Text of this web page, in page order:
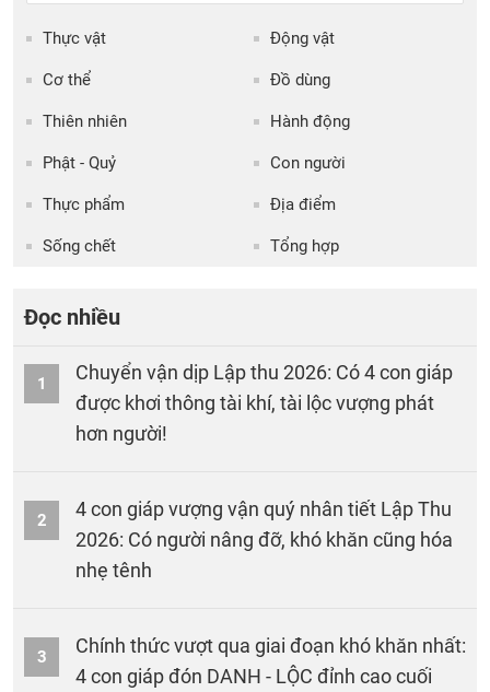
Thực vật Động vật
Cơ thể Đồ dùng
Thiên nhiên Hành động
Phật - Quỷ Con người
Thực phẩm Địa điểm
Sống chết Tổng hợp
Đọc nhiều
1
Chuyển vận dịp Lập thu 2026: Có 4 con giáp
được khơi thông tài khí, tài lộc vượng phát
hơn người!
2
4 con giáp vượng vận quý nhân tiết Lập Thu
2026: Có người nâng đỡ, khó khăn cũng hóa
nhẹ tênh
3
Chính thức vượt qua giai đoạn khó khăn nhất:
4 con giáp đón DANH - LỘC đỉnh cao cuối